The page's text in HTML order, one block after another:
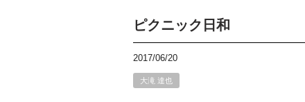
ピクニック日和
2017/06/20
大滝 達也